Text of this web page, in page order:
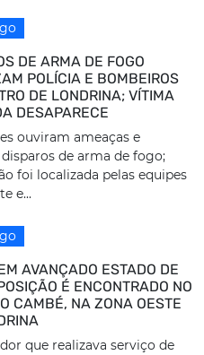
DE ARMA DE FOGO
POLÍCIA E BOMBEIROS
DE LONDRINA; VÍTIMA
DESAPARECE
ouviram ameaças e
de arma de fogo;
foi localizada pelas equipes
e...
AVANÇADO ESTADO DE
É ENCONTRADO NO
CAMBÉ, NA ZONA OESTE
que realizava serviço de